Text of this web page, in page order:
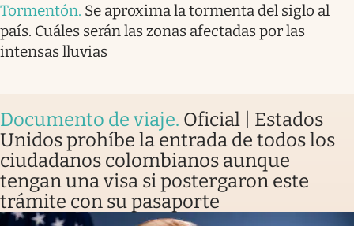
Tormentón. Se aproxima la tormenta del siglo al
país. Cuáles serán las zonas afectadas por las
intensas lluvias
Documento de viaje. Oficial | Estados
Unidos prohíbe la entrada de todos los
ciudadanos colombianos aunque
tengan una visa si postergaron este
trámite con su pasaporte